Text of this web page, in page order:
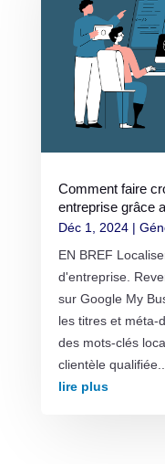
Comment faire
entreprise grâce
Déc 1, 2024|
EN BREF
d'entreprise.
sur Google My
les titres et méta-
des mots-clés
clientèle qualifiée....
lire plus